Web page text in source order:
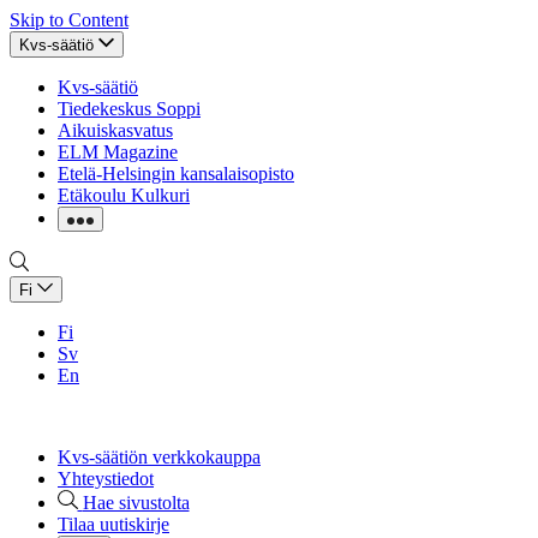
Skip to Content
Kvs-säätiö
Kvs-säätiö
Tiedekeskus Soppi
Aikuiskasvatus
ELM Magazine
Etelä-Helsingin kansalaisopisto
Etäkoulu Kulkuri
Fi
Fi
Sv
En
Kvs-säätiön verkkokauppa
Yhteystiedot
Hae sivustolta
Tilaa uutiskirje